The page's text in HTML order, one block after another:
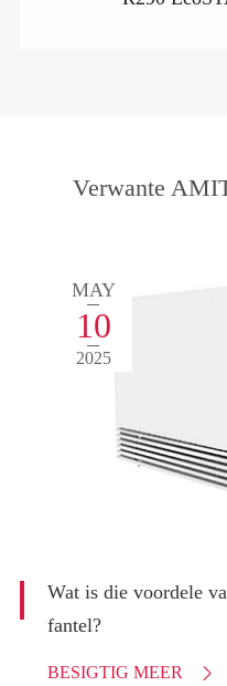
Verwante
MAY
10
2025
Wat is die voordele
fantel?
BESIGTIG MEER 